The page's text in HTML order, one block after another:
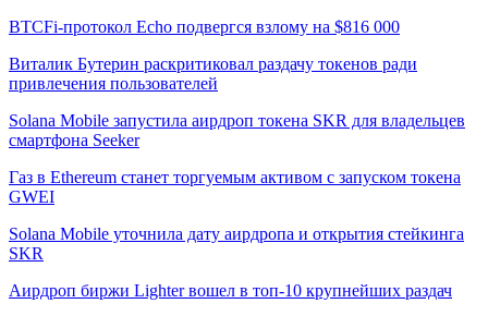
BTCFi-протокол Echo подвергся взлому на $816 000
Виталик Бутерин раскритиковал раздачу токенов ради
привлечения пользователей
Solana Mobile запустила аирдроп токена SKR для владельцев
смартфона Seeker
Газ в Ethereum станет торгуемым активом с запуском токена
GWEI
Solana Mobile уточнила дату аирдропа и открытия стейкинга
SKR
Аирдроп биржи Lighter вошел в топ-10 крупнейших раздач